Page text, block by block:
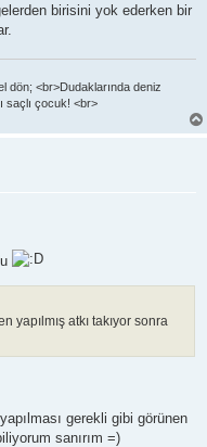
birisini yok ederken bir
dön; <br>Dudaklarında deniz
saçlı çocuk! <br>
yapılmış atkı takıyor sonra
gerekli gibi görünen
sanırım =)